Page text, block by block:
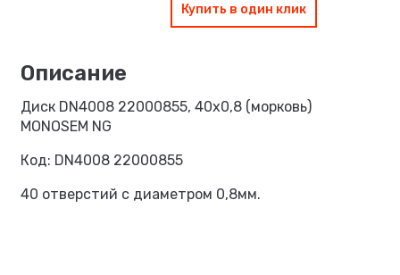
Купить в один клик
Диск DN4008 22000855, 40х0,8 (морковь)
MONOSEM NG
Код: DN4008 22000855
40 отверстий с диаметром 0,8мм.